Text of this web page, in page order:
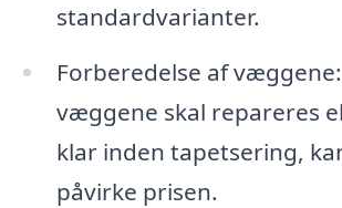
standardvarianter.
Forberedelse af
væggene skal repareres
klar inden tapetsering,
påvirke prisen.